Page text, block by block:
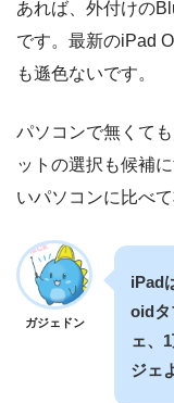
あれば、外付けの
です。最新のiPad
も遜色ないです。
パソコンで無くて
ットの選択も候補
いパソコンに比べ
ガジェドン
iPad
oidタ
ェ、
ジェ